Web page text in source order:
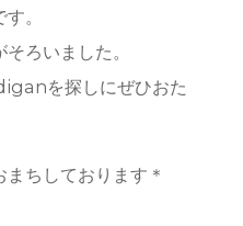
。
ろいました。
を探しにぜひおた
ちしております＊